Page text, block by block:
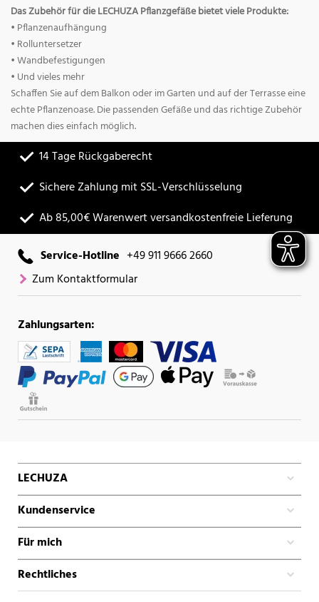
Das Zubehör für die LECHUZA Pflanzgefäße bietet viele Produkte:
• Pflanzenaufhängung
• Rolluntersetzer
• Wandbefestigungen
• Und vieles mehr
Schaffen Sie auf dem Balkon oder im Garten und auf der Terrasse eine
echte Pflanzenoase. Die passenden Gefäße und das richtige Zubehör
machen dies einfach möglich.
14 Tage Rückgaberecht
Sichere Zahlung mit SSL-Verschlüsselung
Ab 85,00€ Warenwert versandkostenfreie Lieferung
Service-Hotline +49 911 9666 2660
Zum Kontaktformular
Zahlungsarten:
LECHUZA
Kundenservice
Für mich
Rechtliches